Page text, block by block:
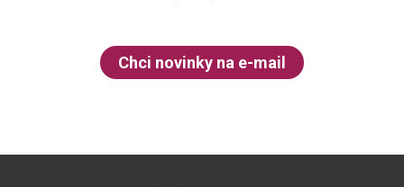
Chci novinky na e-mail